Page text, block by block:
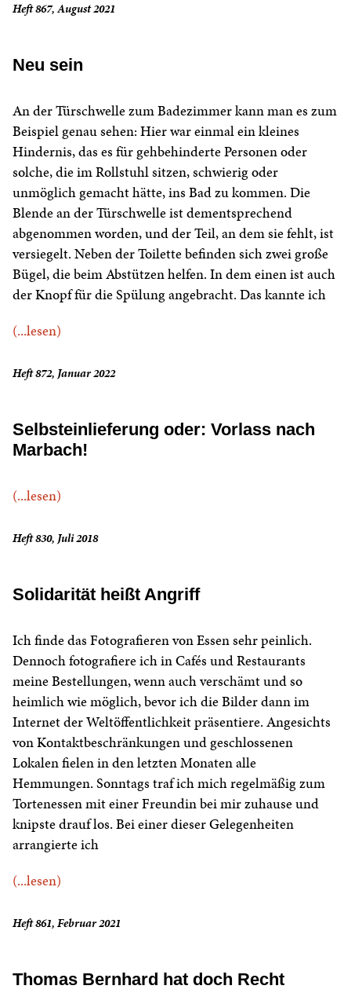
Heft 867, August 2021
Neu sein
An der Türschwelle zum Badezimmer kann man es zum
Beispiel genau sehen: Hier war einmal ein kleines
Hindernis, das es für gehbehinderte Personen oder
solche, die im Rollstuhl sitzen, schwierig oder
unmöglich gemacht hätte, ins Bad zu kommen. Die
Blende an der Türschwelle ist dementsprechend
abgenommen worden, und der Teil, an dem sie fehlt, ist
versiegelt. Neben der Toilette befinden sich zwei große
Bügel, die beim Abstützen helfen. In dem einen ist auch
der Knopf für die Spülung angebracht. Das kannte ich
(...lesen)
Heft 872, Januar 2022
Selbsteinlieferung oder: Vorlass nach
Marbach!
(...lesen)
Heft 830, Juli 2018
Solidarität heißt Angriff
Ich finde das Fotografieren von Essen sehr peinlich.
Dennoch fotografiere ich in Cafés und Restaurants
meine Bestellungen, wenn auch verschämt und so
heimlich wie möglich, bevor ich die Bilder dann im
Internet der Weltöffentlichkeit präsentiere. Angesichts
von Kontaktbeschränkungen und geschlossenen
Lokalen fielen in den letzten Monaten alle
Hemmungen. Sonntags traf ich mich regelmäßig zum
Tortenessen mit einer Freundin bei mir zuhause und
knipste drauf los. Bei einer dieser Gelegenheiten
arrangierte ich
(...lesen)
Heft 861, Februar 2021
Thomas Bernhard hat doch Recht